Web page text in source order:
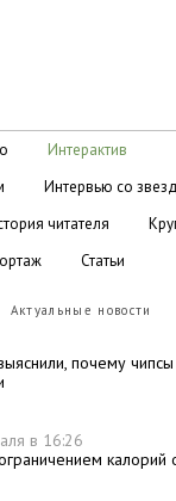
интерактив
интервью со
читателя
статьи
Актуальные новости
почему чипсы
в 16:26
калорий